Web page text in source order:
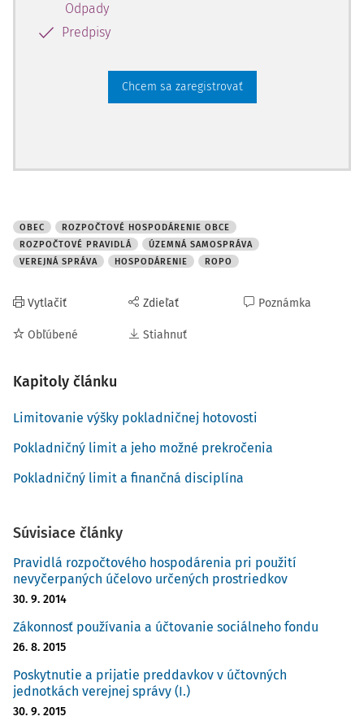
Odpady
Predpisy
Chcem sa zaregistrovať
OBEC
ROZPOČTOVÉ HOSPODÁRENIE OBCE
ROZPOČTOVÉ PRAVIDLÁ
ÚZEMNÁ SAMOSPRÁVA
VEREJNÁ SPRÁVA
HOSPODÁRENIE ROPO
Vytlačiť
Obľúbené
Zdieľať
Stiahnuť
Poznámka
Kapitoly článku
Limitovanie výšky pokladničnej hotovosti
Pokladničný limit a jeho možné prekročenia
Pokladničný limit a finančná disciplína
Súvisiace články
Pravidlá rozpočtového hospodárenia pri použití
nevyčerpaných účelovo určených prostriedkov
30. 9. 2014
Zákonnosť používania a účtovanie sociálneho fondu
26. 8. 2015
Poskytnutie a prijatie preddavkov v účtovných
jednotkách verejnej správy (I.)
30. 9. 2015